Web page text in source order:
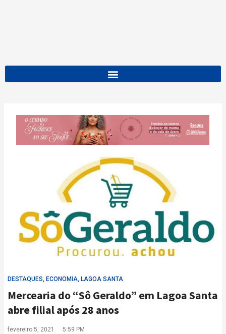
DESTAQUES, ECONOMIA, LAGOA SANTA
Mercearia do “Sô Geraldo” em Lagoa Santa
abre filial após 28 anos
fevereiro 5, 2021 5:59 PM